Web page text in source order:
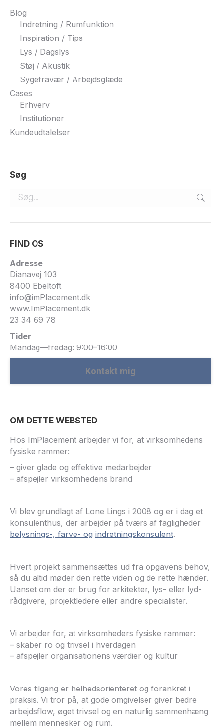
Blog
Indretning / Rumfunktion
Inspiration / Tips
Lys / Dagslys
Støj / Akustik
Sygefravær / Arbejdsglæde
Cases
Erhverv
Institutioner
Kundeudtalelser
Søg
Search:
FIND OS
Adresse
Dianavej 103
8400 Ebeltoft
info@imPlacement.dk
www.ImPlacement.dk
23 34 69 78
Tider
Mandag—fredag: 9:00–16:00
Kontakt mig
OM DETTE WEBSTED
Hos ImPlacement arbejder vi for, at virksomhedens
fysiske rammer:
– giver glade og effektive medarbejder
– afspejler virksomhedens brand
Vi blev grundlagt af Lone Lings i 2008 og er i dag et
konsulenthus, der arbejder på tværs af fagligheder
belysnings-, farve- og indretningskonsulent.
Hvert projekt sammensættes ud fra opgavens behov,
så du altid møder den rette viden og de rette hænder.
Uanset om der er brug for arkitekter, lys- eller lyd-
rådgivere, projektledere eller andre specialister.
Vi arbejder for, at virksomheders fysiske rammer:
– skaber ro og trivsel i hverdagen
– afspejler organisationens værdier og kultur
Vores tilgang er helhedsorienteret og forankret i
praksis. Vi tror på, at gode omgivelser giver bedre
arbejdsflow, øget trivsel og en naturlig sammenhæng
mellem mennesker og rum.